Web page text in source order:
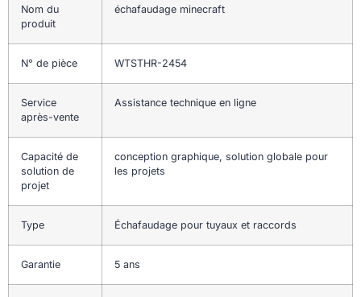
Nom du
produit
échafaudage minecraft
N° de pièce WTSTHR-2454
Service
après-vente
Assistance technique en ligne
Capacité de
solution de
projet
conception graphique, solution globale pour
les projets
Type Échafaudage pour tuyaux et raccords
Garantie 5 ans